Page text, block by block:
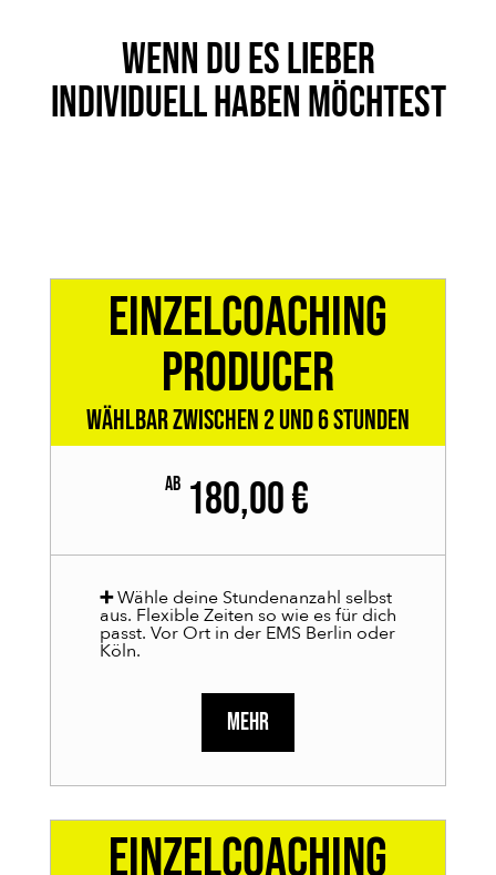
Wenn du es lieber
individuell haben möchtest
Einzelcoaching
Producer
Wählbar zwischen 2 und 6 Stunden
ab 180,00 €
➕Wähle deine Stundenanzahl selbst
aus. Flexible Zeiten so wie es für dich
passt. Vor Ort in der EMS Berlin oder
Köln.
MEHR
Einzelcoaching